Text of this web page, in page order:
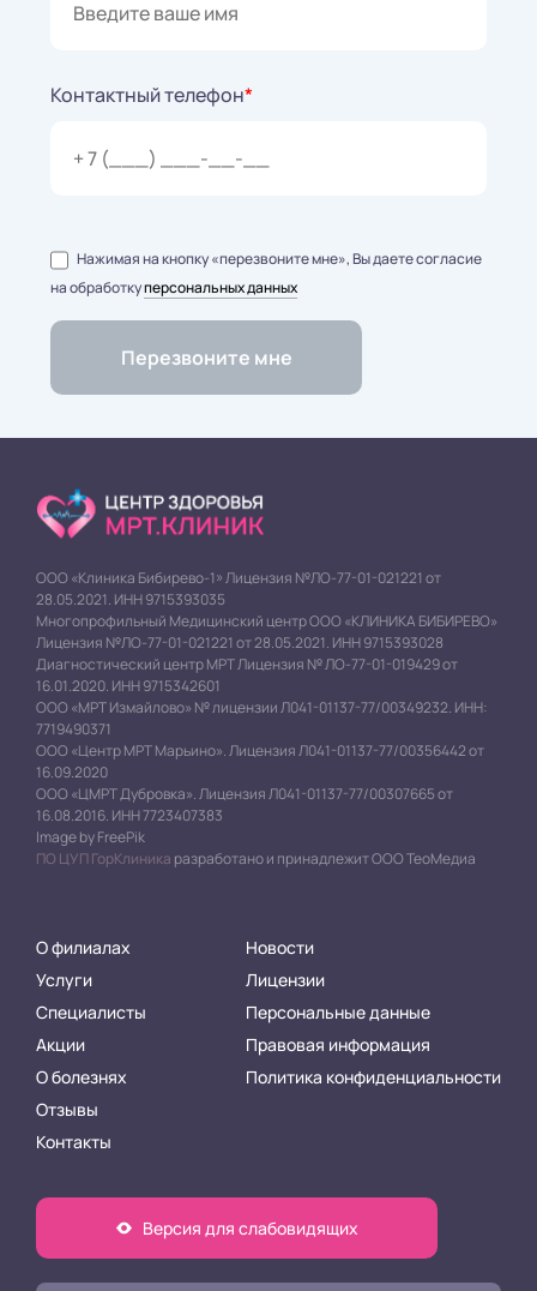
Контактный телефон*
Нажимая на кнопку «перезвоните мне», Вы даете согласие
на обработкуперсональных данных
ООО «Клиника Бибирево-1» Лицензия №ЛО-77-01-021221 от
28.05.2021. ИНН 9715393035
Многопрофильный Медицинский центр ООО «КЛИНИКА БИБИРЕВО»
Лицензия №ЛО-77-01-021221 от 28.05.2021. ИНН 9715393028
Диагностический центр МРТ Лицензия № ЛО-77-01-019429 от
16.01.2020. ИНН 9715342601
ООО «МРТ Измайлово» № лицензии Л041-01137-77/00349232. ИНН:
7719490371
ООО «Центр МРТ Марьино». Лицензия Л041-01137-77/00356442 от
16.09.2020
ООО «ЦМРТ Дубровка». Лицензия Л041-01137-77/00307665 от
16.08.2016. ИНН 7723407383
Image by FreePik
ПО ЦУП ГорКлиника разработано и принадлежит ООО ТеоМедиа
О филиалах
Услуги
Специалисты
Акции
О болезнях
Отзывы
Контакты
Новости
Лицензии
Персональные данные
Правовая информация
Политика конфиденциальности
Версия для слабовидящих